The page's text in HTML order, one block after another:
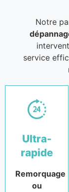
Notre
service
Ultra-
rapide
Remorquage
ou